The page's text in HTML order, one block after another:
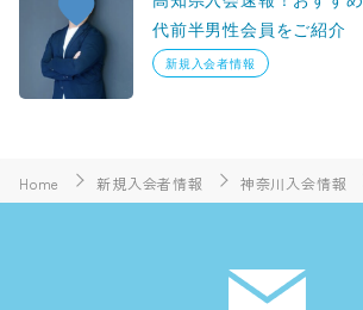
代前半男性会員をご紹介
新規入会者情報
Home 新規入会者情報 神奈川入会情報